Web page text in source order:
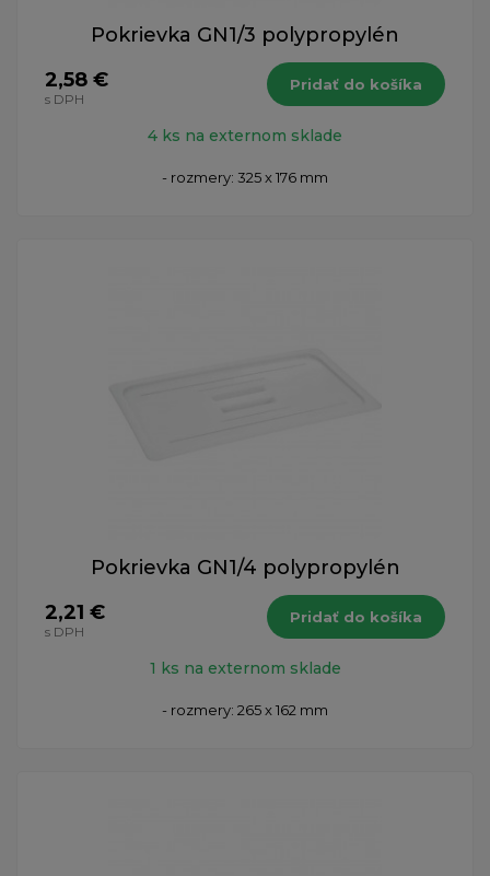
Pokrievka GN1/3 polypropylén
2,58 €
s DPH
Pridať do košíka
4 ks na externom sklade
- rozmery: 325 x 176 mm
Pokrievka GN1/4 polypropylén
2,21 €
s DPH
Pridať do košíka
1 ks na externom sklade
- rozmery: 265 x 162 mm